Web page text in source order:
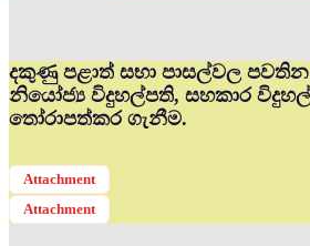
දකුණු පළාත් සභා පාසල්වල
නියෝජ්‍ය විදුහල්පති, සහකාර
තෝරාපත්කර ගැනීම.
Attachment
Attachment